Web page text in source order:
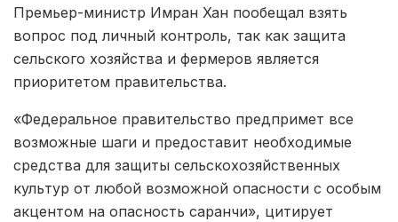
Премьер-министр Имран Хан пообещал взять
вопрос под личный контроль, так как защита
сельского хозяйства и фермеров является
приоритетом правительства.
«Федеральное правительство предпримет все
возможные шаги и предоставит необходимые
средства для защиты сельскохозяйственных
культур от любой возможной опасности с особым
акцентом на опасность саранчи», цитирует